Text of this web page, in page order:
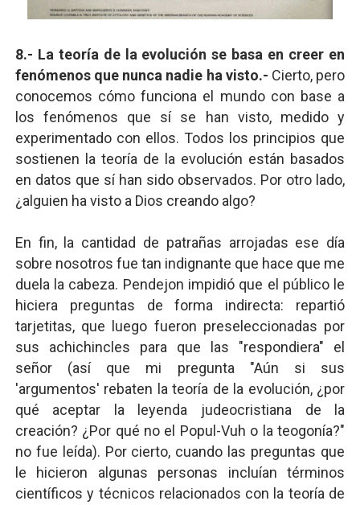
8.- La teoría de la evolución se basa en creer en
fenómenos que nunca nadie ha visto.- Cierto, pero
conocemos cómo funciona el mundo con base a
los fenómenos que sí se han visto, medido y
experimentado con ellos. Todos los principios que
sostienen la teoría de la evolución están basados
en datos que sí han sido observados. Por otro lado,
¿alguien ha visto a Dios creando algo?
En fin, la cantidad de patrañas arrojadas ese día
sobre nosotros fue tan indignante que hace que me
duela la cabeza. Pendejon impidió que el público le
hiciera preguntas de forma indirecta: repartió
tarjetitas, que luego fueron preseleccionadas por
sus achichincles para que las "respondiera" el
señor (así que mi pregunta "Aún si sus
'argumentos' rebaten la teoría de la evolución, ¿por
qué aceptar la leyenda judeocristiana de la
creación? ¿Por qué no el Popul-Vuh o la teogonía?"
no fue leída). Por cierto, cuando las preguntas que
le hicieron algunas personas incluían términos
científicos y técnicos relacionados con la teoría de